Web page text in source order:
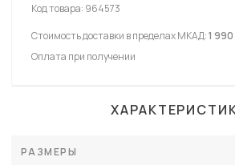
Код товара: 964573
Стоимость доставки в пределах МКАД:1
Оплата при получении
РАЗМЕРЫ